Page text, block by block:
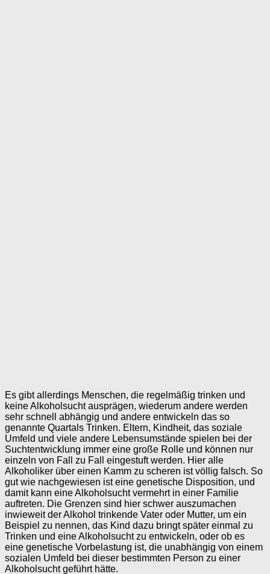
Es gibt allerdings Menschen, die regelmäßig trinken und
keine Alkoholsucht ausprägen, wiederum andere werden
sehr schnell abhängig und andere entwickeln das so
genannte Quartals Trinken. Eltern, Kindheit, das soziale
Umfeld und viele andere Lebensumstände spielen bei der
Suchtentwicklung immer eine große Rolle und können nur
einzeln von Fall zu Fall eingestuft werden. Hier alle
Alkoholiker über einen Kamm zu scheren ist völlig falsch. So
gut wie nachgewiesen ist eine genetische Disposition, und
damit kann eine Alkoholsucht vermehrt in einer Familie
auftreten. Die Grenzen sind hier schwer auszumachen
inwieweit der Alkohol trinkende Vater oder Mutter, um ein
Beispiel zu nennen, das Kind dazu bringt später einmal zu
Trinken und eine Alkoholsucht zu entwickeln, oder ob es
eine genetische Vorbelastung ist, die unabhängig von einem
sozialen Umfeld bei dieser bestimmten Person zu einer
Alkoholsucht geführt hätte.